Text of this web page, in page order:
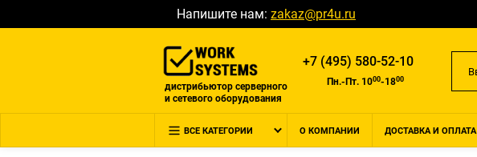
Напишите нам: zakaz@pr4u.ru
дистрибьютор серверного
и сетевого оборудования
+7 (495) 580-52-10
Пн.-Пт. 1000-1800
ВСЕ КАТЕГОРИИ О КОМПАНИИ ДОСТАВКА И ОПЛАТА